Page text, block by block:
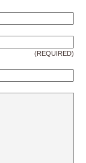
(REQUIRED)